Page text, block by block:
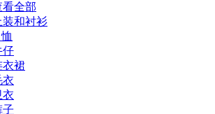
看全部
装和衬衫
仔
衣裙
衣
衣
子